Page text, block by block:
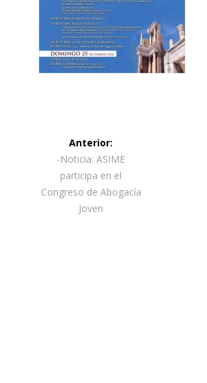
Navegación
entradas
Anterior:
Entrada
anterior:
-Noticia: ASIME
participa en el
Congreso de Abogacía
Joven